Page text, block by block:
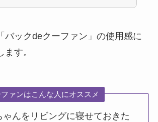
バックdeクーファン」の使用感に
す。
ァンはこんな人にオススメ
ゃんをリビングに寝せておきた